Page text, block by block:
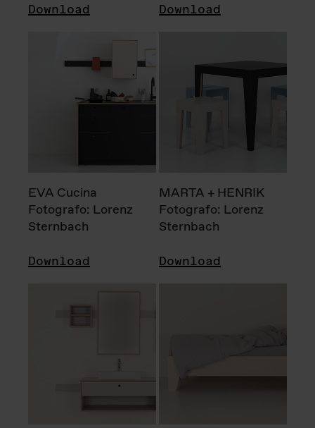
Download Download
EVA Cucina
Fotografo: Lorenz
Sternbach
Download
MARTA + HENRIK
Fotografo: Lorenz
Sternbach
Download